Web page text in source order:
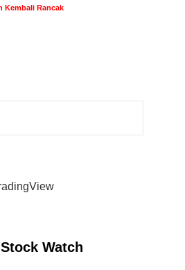
Kembali Rancak
Watch